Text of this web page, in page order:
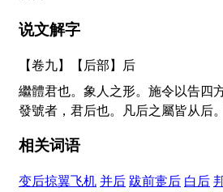
说文解字
【卷九】【后部】
后
繼體君也。象人之形。施令以告四方，故厂之。从一口。
發號者，君后也。凡后之屬皆从后
相关词语
变后掠翼飞机 并后 跋前疐后 白后